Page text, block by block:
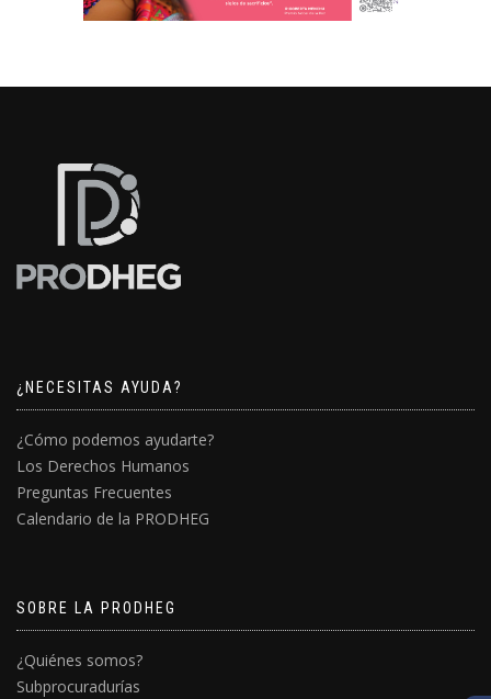
¿NECESITAS AYUDA?
¿Cómo podemos ayudarte?
Los Derechos Humanos
Preguntas Frecuentes
Calendario de la PRODHEG
SOBRE LA PRODHEG
¿Quiénes somos?
Subprocuradurías